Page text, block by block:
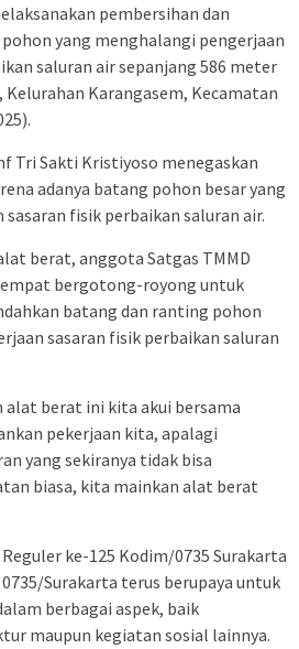
pembersihan dan
yang menghalangi pengerjaan
saluran air sepanjang 586 meter
Kelurahan Karangasem, Kecamatan
Tri Sakti Kristiyoso menegaskan
adanya batang pohon besar yang
fisik perbaikan saluran air.
berat, anggota Satgas TMMD
bergotong-royong untuk
batang dan ranting pohon
sasaran fisik perbaikan saluran
alat berat ini kita akui bersama
pekerjaan kita, apalagi
yang sekiranya tidak bisa
biasa, kita mainkan alat berat
ke-125 Kodim/0735 Surakarta
Surakarta terus berupaya untuk
berbagai aspek, baik
maupun kegiatan sosial lainnya.